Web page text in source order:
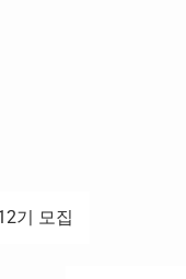
. 북미, 남미, 유럽, 아
기 모집